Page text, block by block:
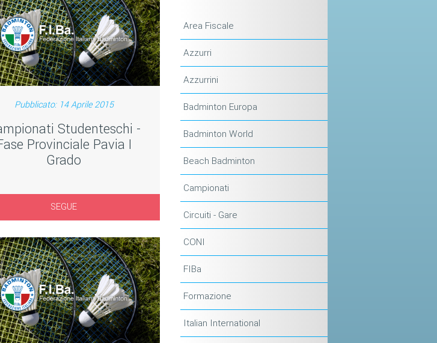
Pubblicato: 14 Aprile 2015
Studenteschi -
Provinciale Pavia I
Grado
SEGUE
Area Fiscale
Azzurri
Azzurrini
Badminton Europa
Badminton World
Beach Badminton
Campionati
Circuiti - Gare
CONI
FIBa
Formazione
Italian International